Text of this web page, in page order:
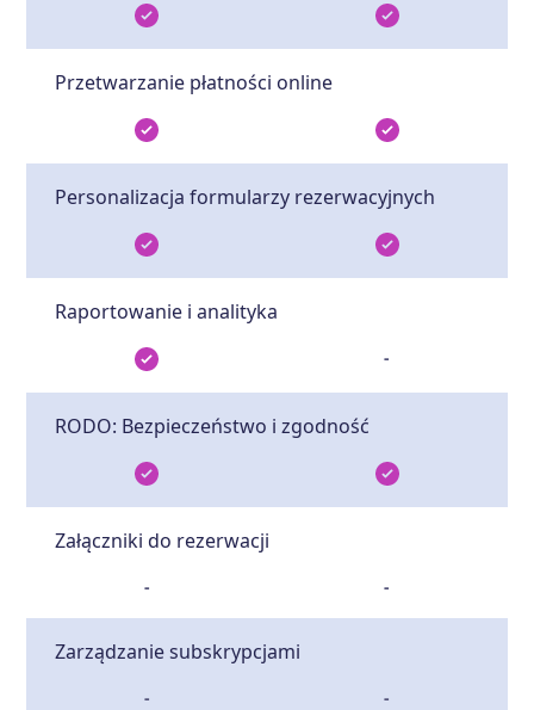
Przetwarzanie płatności online
Personalizacja formularzy rezerwacyjnych
Raportowanie i analityka
-
RODO: Bezpieczeństwo i zgodność
Załączniki do rezerwacji
- -
Zarządzanie subskrypcjami
- -